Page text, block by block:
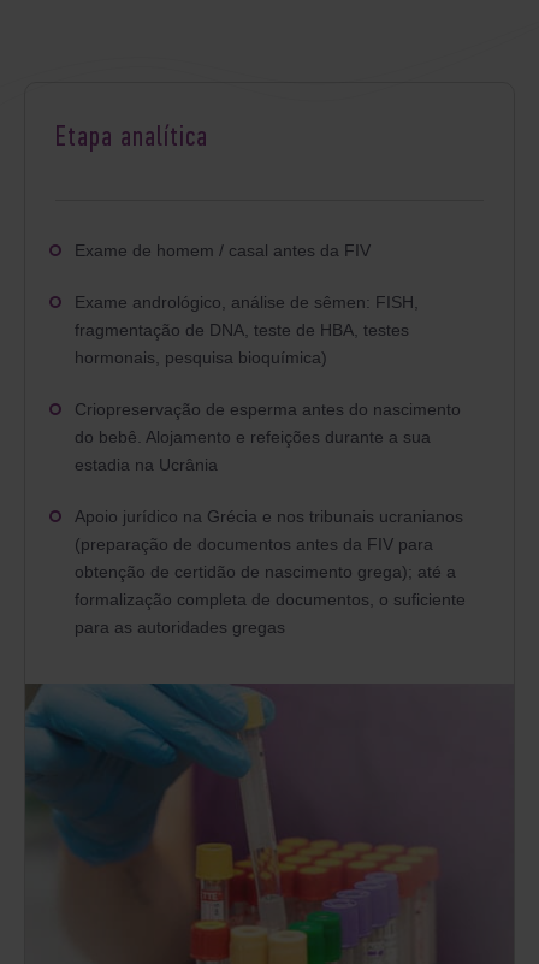
Etapa analítica
Exame de homem / casal antes da FIV
Exame andrológico, análise de sêmen: FISH,
fragmentação de DNA, teste de HBA, testes
hormonais, pesquisa bioquímica)
Criopreservação de esperma antes do nascimento
do bebê. Alojamento e refeições durante a sua
estadia na Ucrânia
Apoio jurídico na Grécia e nos tribunais ucranianos
(preparação de documentos antes da FIV para
obtenção de certidão de nascimento grega); até a
formalização completa de documentos, o suficiente
para as autoridades gregas